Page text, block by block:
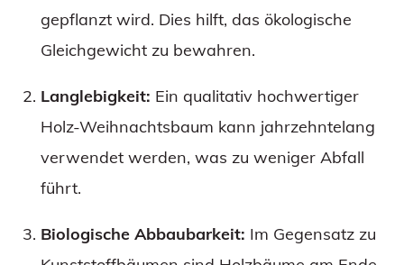
gepflanzt wird. Dies hilft, das ökologische
Gleichgewicht zu bewahren.
Langlebigkeit: Ein qualitativ hochwertiger
Holz-Weihnachtsbaum kann jahrzehntelang
verwendet werden, was zu weniger Abfall
führt.
Biologische Abbaubarkeit: Im Gegensatz zu